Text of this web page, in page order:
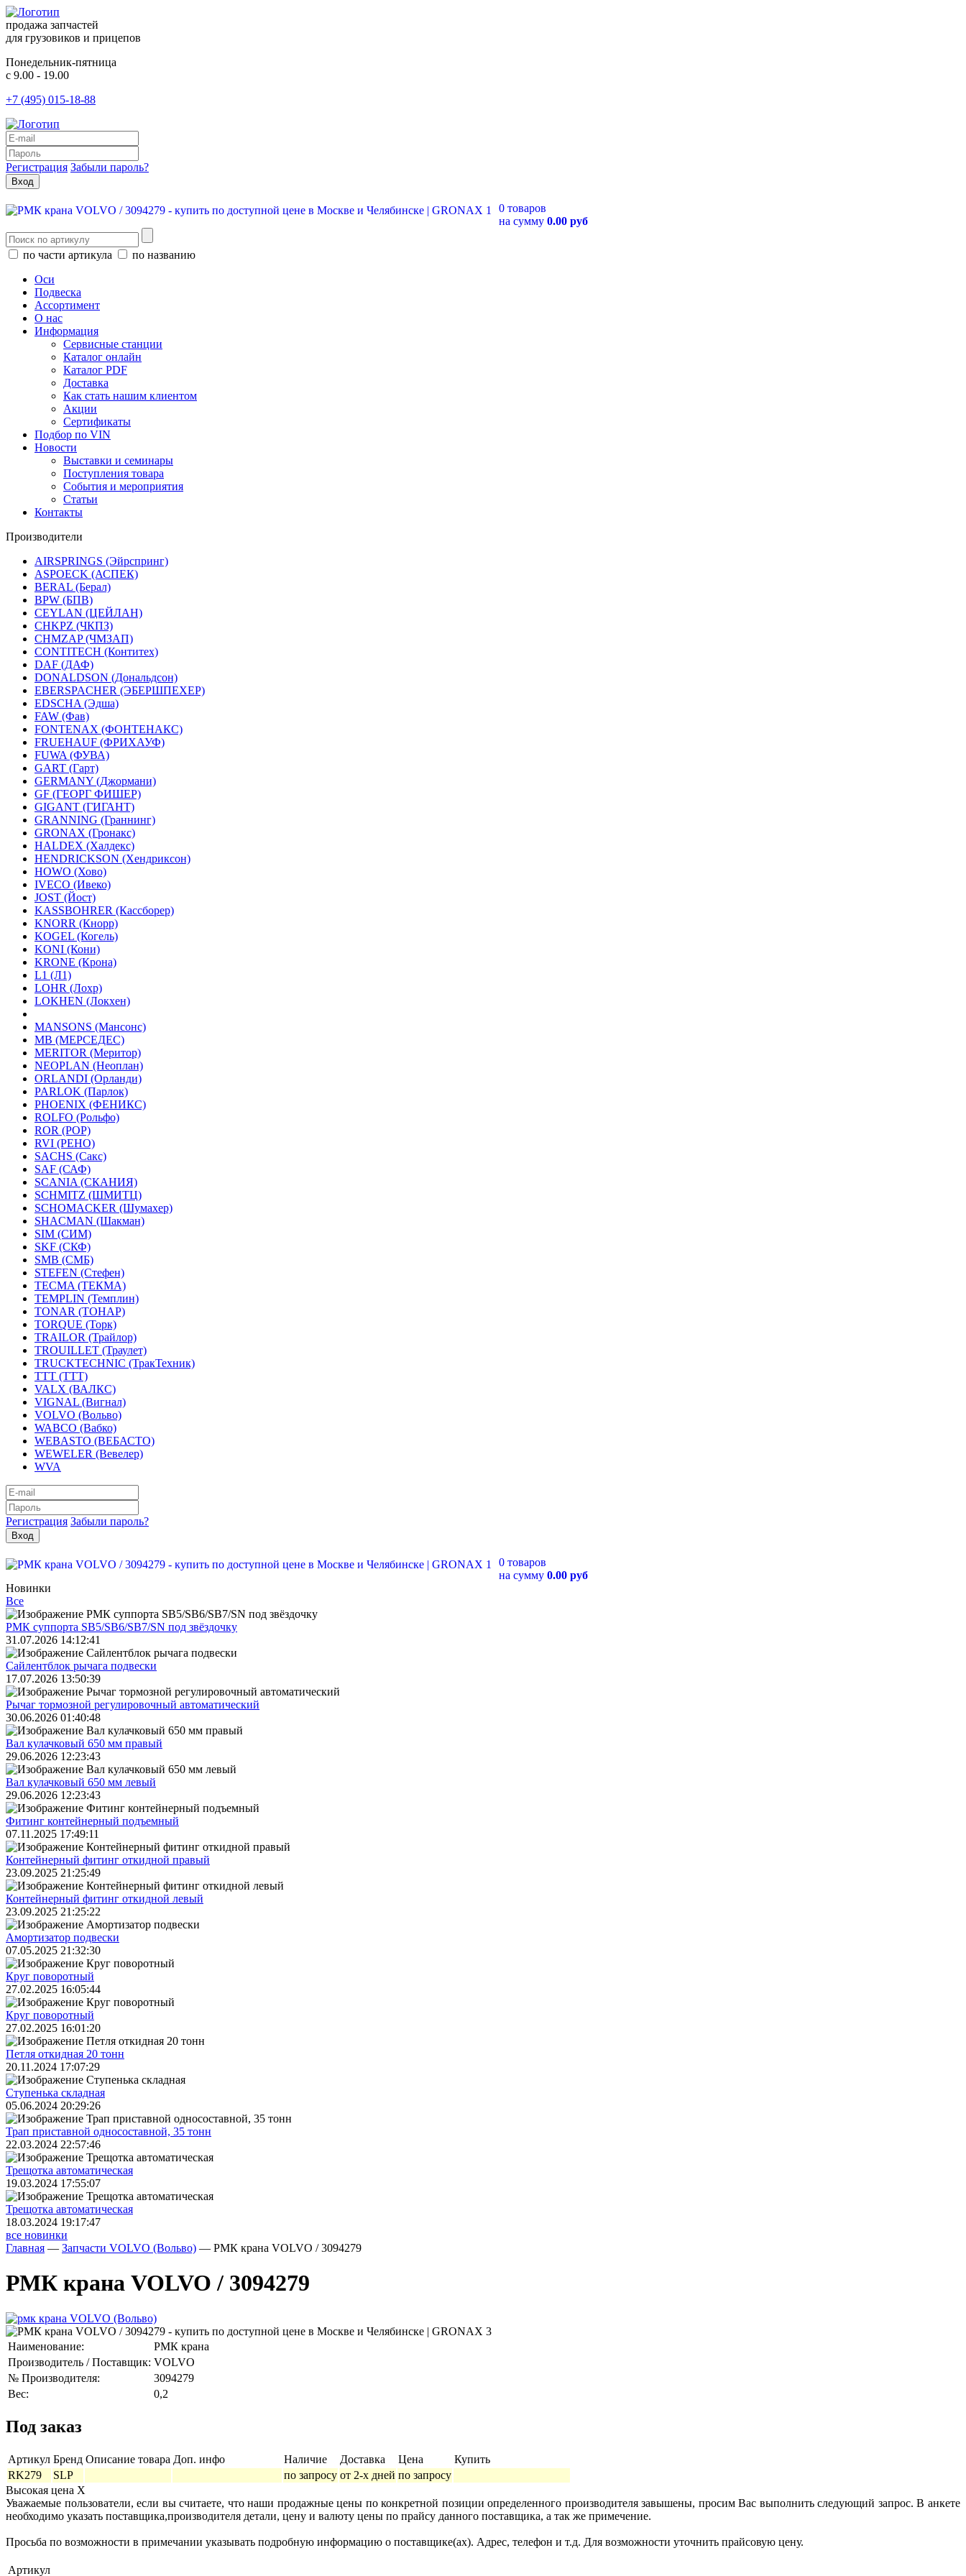
продажа запчастей
для грузовиков и прицепов
Понедельник-пятница
с 9.00 - 19.00
+7 (495) 015-18-88
Регистрация Забыли пароль?
0 товаров
на сумму 0.00 руб
по части артикула
по названию
Оси
Подвеска
Ассортимент
О нас
Информация
Сервисные станции
Каталог онлайн
Каталог PDF
Доставка
Как стать нашим клиентом
Акции
Сертификаты
Подбор по VIN
Новости
Выставки и семинары
Поступления товара
События и мероприятия
Статьи
Контакты
Производители
AIRSPRINGS (Эйрспринг)
ASPOECK (АСПЕК)
BERAL (Берал)
BPW (БПВ)
CEYLAN (ЦЕЙЛАН)
CHKPZ (ЧКПЗ)
CHMZAP (ЧМЗАП)
CONTITECH (Контитех)
DAF (ДАФ)
DONALDSON (Дональдсон)
EBERSPACHER (ЭБЕРШПЕХЕР)
EDSCHA (Эдша)
FAW (Фав)
FONTENAX (ФОНТЕНАКС)
FRUEHAUF (ФРИХАУФ)
FUWA (ФУВА)
GART (Гарт)
GERMANY (Джормани)
GF (ГЕОРГ ФИШЕР)
GIGANT (ГИГАНТ)
GRANNING (Граннинг)
GRONAX (Гронакс)
HALDEX (Халдекс)
HENDRICKSON (Хендриксон)
HOWO (Хово)
IVECO (Ивеко)
JOST (Йост)
KASSBOHRER (Касcборер)
KNORR (Кнорр)
KOGEL (Когель)
KONI (Кони)
KRONE (Крона)
L1 (Л1)
LOHR (Лохр)
LOKHEN (Локхен)
MANSONS (Мансонс)
MB (МЕРСЕДЕС)
MERITOR (Меритор)
NEOPLAN (Неоплан)
ORLANDI (Орланди)
PARLOK (Парлок)
PHOENIX (ФЕНИКС)
ROLFO (Рольфо)
ROR (РОР)
RVI (РЕНО)
SACHS (Сакс)
SAF (САФ)
SCANIA (СКАНИЯ)
SCHMITZ (ШМИТЦ)
SCHOMACKER (Шумахер)
SHACMAN (Шакман)
SIM (СИМ)
SKF (СКФ)
SMB (СМБ)
STEFEN (Стефен)
TECMA (ТЕКМА)
TEMPLIN (Темплин)
TONAR (ТОНАР)
TORQUE (Торк)
TRAILOR (Трайлор)
TROUILLET (Траулет)
TRUCKTECHNIC (ТракТехник)
TTT (ТТТ)
VALX (ВАЛКС)
VIGNAL (Вигнал)
VOLVO (Вольво)
WABCO (Вабко)
WEBASTO (ВЕБАСТО)
WEWELER (Вевелер)
WVA
Регистрация Забыли пароль?
0 товаров
на сумму 0.00 руб
Новинки
Все
РМК суппорта SB5/SB6/SB7/SN под звёздочку
31.07.2026 14:12:41
Сайлентблок рычага подвески
17.07.2026 13:50:39
Рычаг тормозной регулировочный автоматический
30.06.2026 01:40:48
Вал кулачковый 650 мм правый
29.06.2026 12:23:43
Вал кулачковый 650 мм левый
29.06.2026 12:23:43
Фитинг контейнерный подъемный
07.11.2025 17:49:11
Контейнерный фитинг откидной правый
23.09.2025 21:25:49
Контейнерный фитинг откидной левый
23.09.2025 21:25:22
Амортизатор подвески
07.05.2025 21:32:30
Круг поворотный
27.02.2025 16:05:44
Круг поворотный
27.02.2025 16:01:20
Петля откидная 20 тонн
20.11.2024 17:07:29
Ступенька складная
05.06.2024 20:29:26
Трап приставной односоставной, 35 тонн
22.03.2024 22:57:46
Трещoтка автоматическая
19.03.2024 17:55:07
Трещoтка автоматическая
18.03.2024 19:17:47
все новинки
Главная — Запчасти VOLVO (Вольво) — РМК крана VOLVO / 3094279
РМК крана VOLVO / 3094279
Наименование:
РМК крана
Производитель / Поставщик: VOLVO
№ Производителя:
3094279
Вес:
0,2
Под заказ
Артикул Бренд Описание товара Доп. инфо Наличие Доставка Цена
Купить
RK279
SLP по запросу от 2-х дней по запросу
Высокая цена X
Уважаемые пользователи, если вы считаете, что наши продажные цены по конкретной позиции определенного производителя завышены, просим Вас выполнить следующий запрос. В анкете
необходимо указать поставщика,производителя детали, цену и валюту цены по прайсу данного поставщика, а так же примечение.
Просьба по возможности в примечании указывать подробную информацию о поставщике(ах). Адрес, телефон и т.д. Для возможности уточнить прайсовую цену.
Артикул